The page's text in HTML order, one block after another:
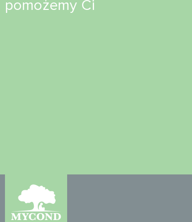
pomożemy Ci